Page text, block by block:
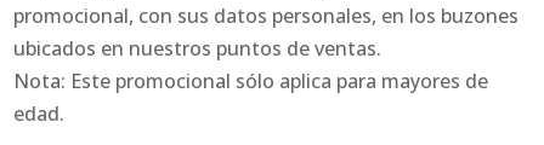
promocional, con sus datos personales, en los buzones
ubicados en nuestros puntos de ventas.
Nota: Este promocional sólo aplica para mayores de
edad.